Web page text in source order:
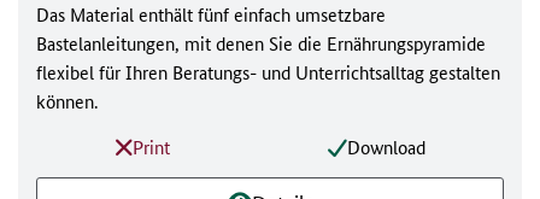
Das Material enthält fünf einfach umsetzbare
Bastelanleitungen, mit denen Sie die Ernährungspyramide
flexibel für Ihren Beratungs- und Unterrichtsalltag gestalten
können.
Print
Download